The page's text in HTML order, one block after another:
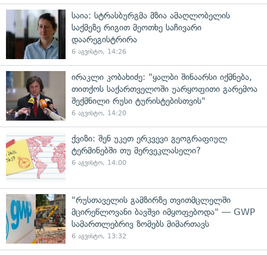
საია: სტრასბურგმა მზია ამაღლობელის
საქმეზე რიგით მეოთხე საჩივარი
დაარეგისტრირა
6 აგვისტო, 14:26
ირაკლი კობახიძე: "ყალბი შინაარსი იქმნება,
თითქოს საქართველოში უარყოფითი გარემოა
შექმნილი რუსი ტურისტებისთვის"
6 აგვისტო, 14:20
ქვიზი: შენ უკეთ ერკვევი გეოგრაფიულ
ტერმინებში თუ მერვეკლასელი?
6 აგვისტო, 14:00
"რუსთაველის გამზირზე თვითმცლელში
მცირეწლოვანი ბავშვი იმყოფებოდა" — GWP
სამართლებრივ ზომებს მიმართავს
6 აგვისტო, 13:32